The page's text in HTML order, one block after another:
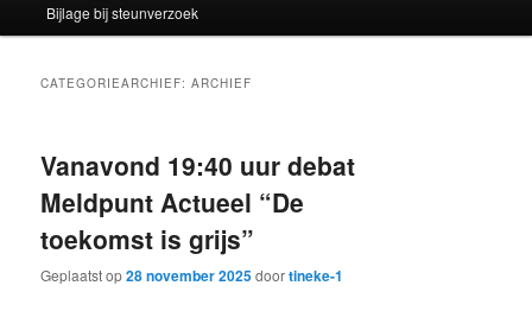
Bijlage bij steunverzoek
CATEGORIEARCHIEF:ARCHIEF
Vanavond 19:40 uur debat
Meldpunt Actueel “De
toekomst is grijs”
Geplaatst op28 november 2025doortineke-1